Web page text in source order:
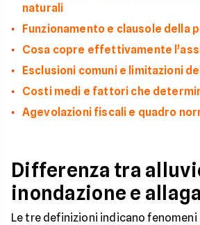
naturali
Funzionamento e clausole della
Cosa copre effettivamente
Esclusioni comuni e limitazioni
Costi medi e fattori che
Agevolazioni fiscali e quadro
Differenza tra
inondazione e
Le tre definizioni indicano fenomeni